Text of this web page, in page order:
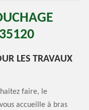
LES TRAVAUX
faire, le
accueille à bras